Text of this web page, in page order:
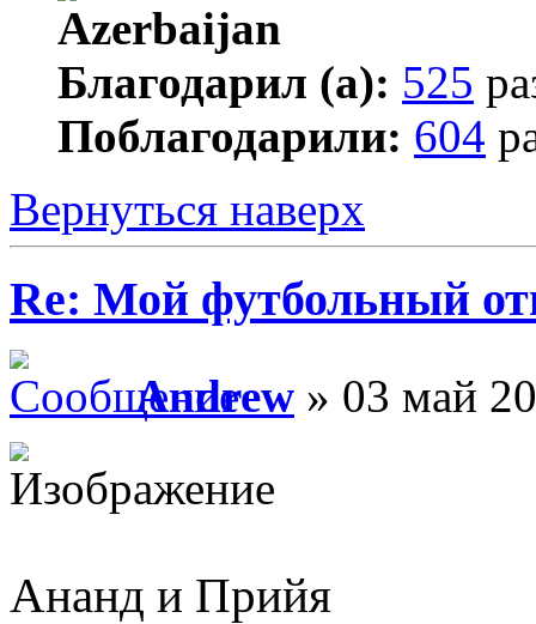
Благодарил (а): 525
Поблагодарили: 604
Вернуться наверх
Re: Мой футбольный
Andrew » 03 май
Ананд и Прийя